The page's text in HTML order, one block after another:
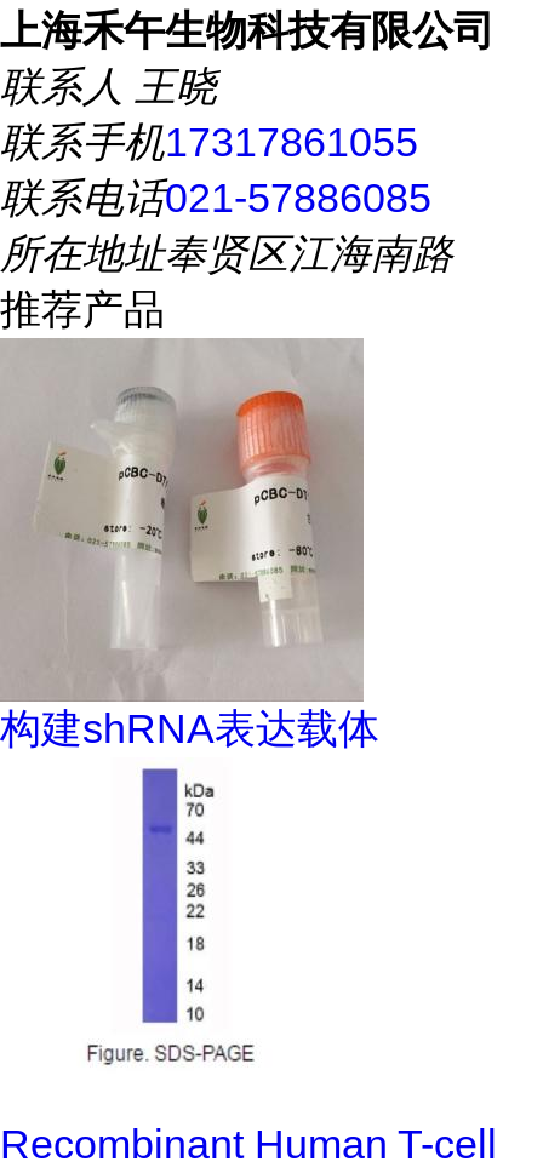
上海禾午生物科技有限公司
联系人 王晓
联系手机17317861055
联系电话021-57886085
所在地址奉贤区江海南路
推荐产品
构建shRNA表达载体
Recombinant Human T-cell